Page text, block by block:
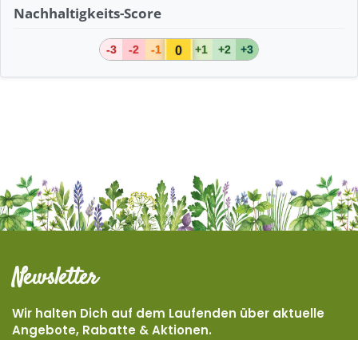
Nachhaltigkeits-Score
-3 -2 -1 0 +1 +2 +3
Newsletter
Wir halten Dich auf dem Laufenden über aktuelle
Angebote, Rabatte & Aktionen.